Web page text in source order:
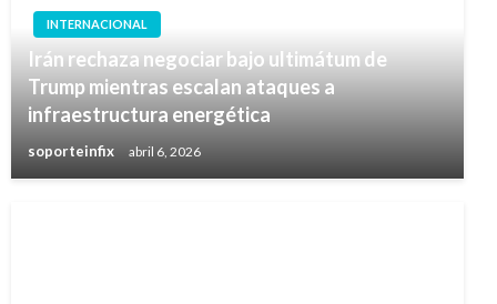
INTERNACIONAL
Irán rechaza negociar bajo ultimátum de
Trump mientras escalan ataques a
infraestructura energética
soporteinfix abril 6, 2026